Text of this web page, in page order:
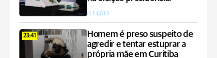
ELEIÇÕES
23:41
Homem é preso suspeito de
agredir e tentar estuprar a
própria mãe em Curitiba